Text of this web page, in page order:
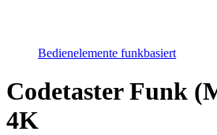
Bedienelemente funkbasiert
Codetaster Funk
4K